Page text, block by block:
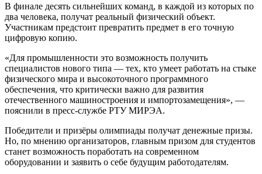
В финале десять сильнейших команд, в каждой из которых по
два человека, получат реальный физический объект.
Участникам предстоит превратить предмет в его точную
цифровую копию.
«Для промышленности это возможность получить
специалистов нового типа — тех, кто умеет работать на стыке
физического мира и высокоточного программного
обеспечения, что критически важно для развития
отечественного машиностроения и импортозамещения», —
пояснили в пресс-службе РТУ МИРЭА.
Победители и призёры олимпиады получат денежные призы.
Но, по мнению организаторов, главным призом для студентов
станет возможность поработать на современном
оборудовании и заявить о себе будущим работодателям.